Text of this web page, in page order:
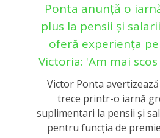
Ponta anunță o
plus la pensii și
oferă experiența
Victoria: 'Am mai
Victor Ponta
trece printr-o iarnă
suplimentari la pensii și
pentru funcția de